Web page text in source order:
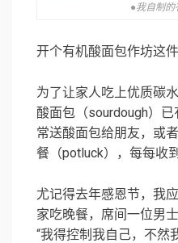
●我自制的
开个有机酸面包作坊这
为了让家人吃上优质碳
酸面包（sourdough）
常送酸面包给朋友，或
餐（potluck），每每收
尤记得去年感恩节，我
家吃晚餐，席间一位男
“我得控制我自己，不然